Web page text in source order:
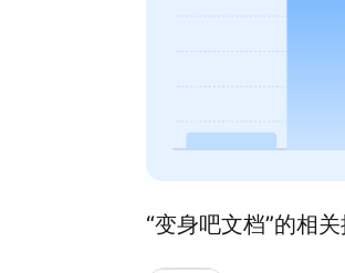
“变身吧文档”的相